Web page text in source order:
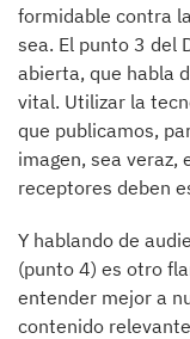
formidable contra
sea. El punto 3 del
abierta, que habla
vital. Utilizar la
que publicamos,
imagen, sea veraz,
receptores deben
Y hablando de
(punto 4) es otro
entender mejor a
contenido